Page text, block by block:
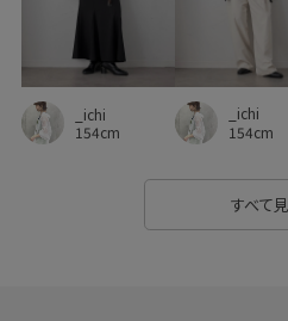
フラップポケット フリーサイズ
フレアシルエット ブラウス
ペプラム ホワイト ポケッ
マルチに活躍
リネン ロゴ刺繍
_ichi
154cm
_ichi
154cm
すべて